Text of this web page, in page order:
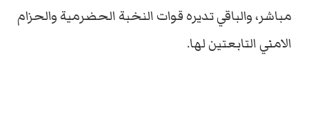
مباشر، والباقي تديره قوات النخبة الحضرمية والحزام
الامني التابعتين لها.